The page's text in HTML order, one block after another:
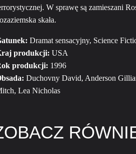
W sprawę są zamieszani
skała.
Dramat sensacyjny, Science
produkcji: USA
produkcji: 1996
Duchovny David, Anderson
Lea Nicholas